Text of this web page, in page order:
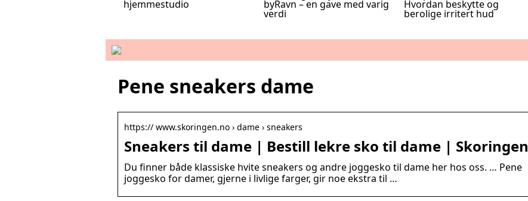
hjemmestudio byRavn – en gave med varig
verdi
Hvordan beskytte og
berolige irritert hud
Pene sneakers dame
https:// www.skoringen.no › dame › sneakers
Sneakers til dame | Bestill lekre sko til dame | Skoringen
Du finner både klassiske hvite sneakers og andre joggesko til dame her hos oss. … Pene
joggesko for damer, gjerne i livlige farger, gir noe ekstra til …